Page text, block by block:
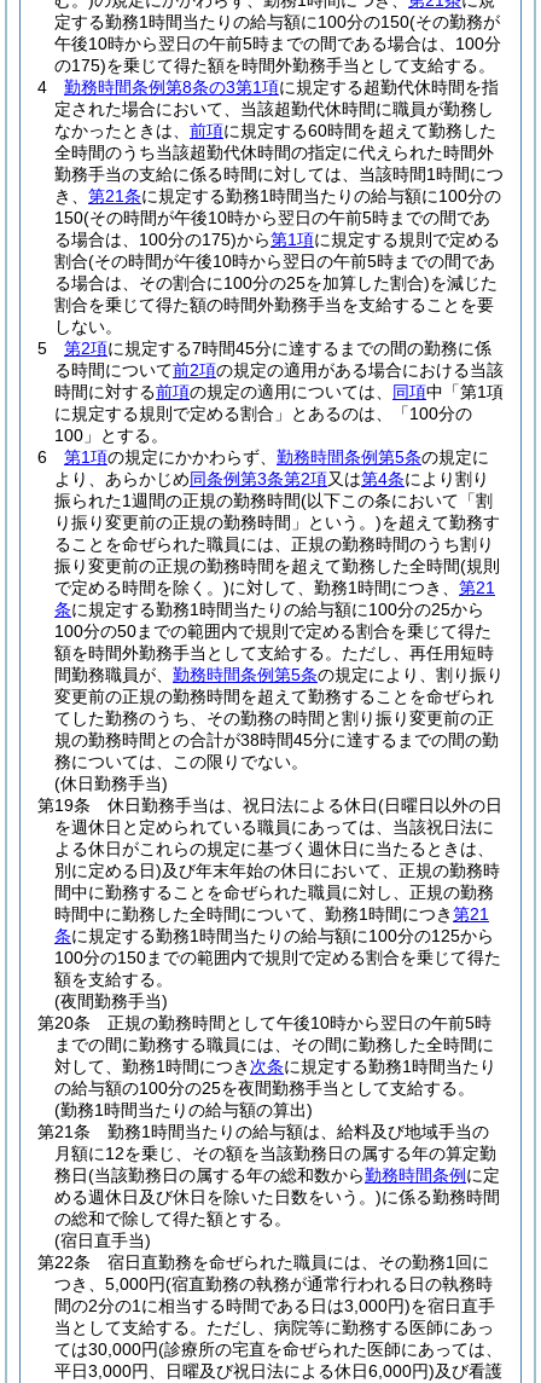
定する勤務1時間当たりの給与額に100分の150(その勤務が
午後10時から翌日の午前5時までの間である場合は、100分
の175)を乗じて得た額を時間外勤務手当として支給する。
4
勤務時間条例第8条の3第1項に規定する超勤代休時間を指
定された場合において、当該超勤代休時間に職員が勤務し
なかったときは、 前項に規定する60時間を超えて勤務した
全時間のうち当該超勤代休時間の指定に代えられた時間外
勤務手当の支給に係る時間に対しては、当該時間1時間につ
き、 第21条に規定する勤務1時間当たりの給与額に100分の
150(その時間が午後10時から翌日の午前5時までの間であ
る場合は、100分の175)から第1項に規定する規則で定める
割合(その時間が午後10時から翌日の午前5時までの間であ
る場合は、その割合に100分の25を加算した割合)を減じた
割合を乗じて得た額の時間外勤務手当を支給することを要
しない。
5
第2項に規定する7時間45分に達するまでの間の勤務に係
る時間について前2項の規定の適用がある場合における当該
時間に対する前項の規定の適用については、 同項中「第1項
に規定する規則で定める割合」とあるのは、「100分の
100」とする。
6
第1項の規定にかかわらず、 勤務時間条例第5条の規定に
より、あらかじめ同条例第3条第2項又は第4条により割り
振られた1週間の正規の勤務時間(以下この条において「割
り振り変更前の正規の勤務時間」という。)を超えて勤務す
ることを命ぜられた職員には、正規の勤務時間のうち割り
振り変更前の正規の勤務時間を超えて勤務した全時間(規則
で定める時間を除く。)に対して、勤務1時間につき、 第21
条に規定する勤務1時間当たりの給与額に100分の25から
100分の50までの範囲内で規則で定める割合を乗じて得た
額を時間外勤務手当として支給する。 ただし、再任用短時
間勤務職員が、 勤務時間条例第5条の規定により、割り振り
変更前の正規の勤務時間を超えて勤務することを命ぜられ
てした勤務のうち、その勤務の時間と割り振り変更前の正
規の勤務時間との合計が38時間45分に達するまでの間の勤
務については、この限りでない。
(休日勤務手当)
第19条
休日勤務手当は、祝日法による休日(日曜日以外の日
を週休日と定められている職員にあっては、当該祝日法に
よる休日がこれらの規定に基づく週休日に当たるときは、
別に定める日)及び年末年始の休日において、正規の勤務時
間中に勤務することを命ぜられた職員に対し、正規の勤務
時間中に勤務した全時間について、勤務1時間につき第21
条に規定する勤務1時間当たりの給与額に100分の125から
100分の150までの範囲内で規則で定める割合を乗じて得た
額を支給する。
(夜間勤務手当)
第20条
正規の勤務時間として午後10時から翌日の午前5時
までの間に勤務する職員には、その間に勤務した全時間に
対して、勤務1時間につき 次条に規定する勤務1時間当たり
の給与額の100分の25を夜間勤務手当として支給する。
(勤務1時間当たりの給与額の算出)
第21条
勤務1時間当たりの給与額は、給料及び地域手当の
月額に12を乗じ、その額を当該勤務日の属する年の算定勤
務日(当該勤務日の属する年の総和数から勤務時間条例 に定
める週休日及び休日を除いた日数をいう。)に係る勤務時間
の総和で除して得た額とする。
(宿日直手当)
第22条
宿日直勤務を命ぜられた職員には、その勤務1回に
つき、5,000円(宿直勤務の執務が通常行われる日の執務時
間の2分の1に相当する時間である日は3,000円)を宿日直手
当として支給する。 ただし、病院等に勤務する医師にあっ
ては30,000円(診療所の宅直を命ぜられた医師にあっては、
平日3,000円、日曜及び祝日法による休日6,000円)及び看護